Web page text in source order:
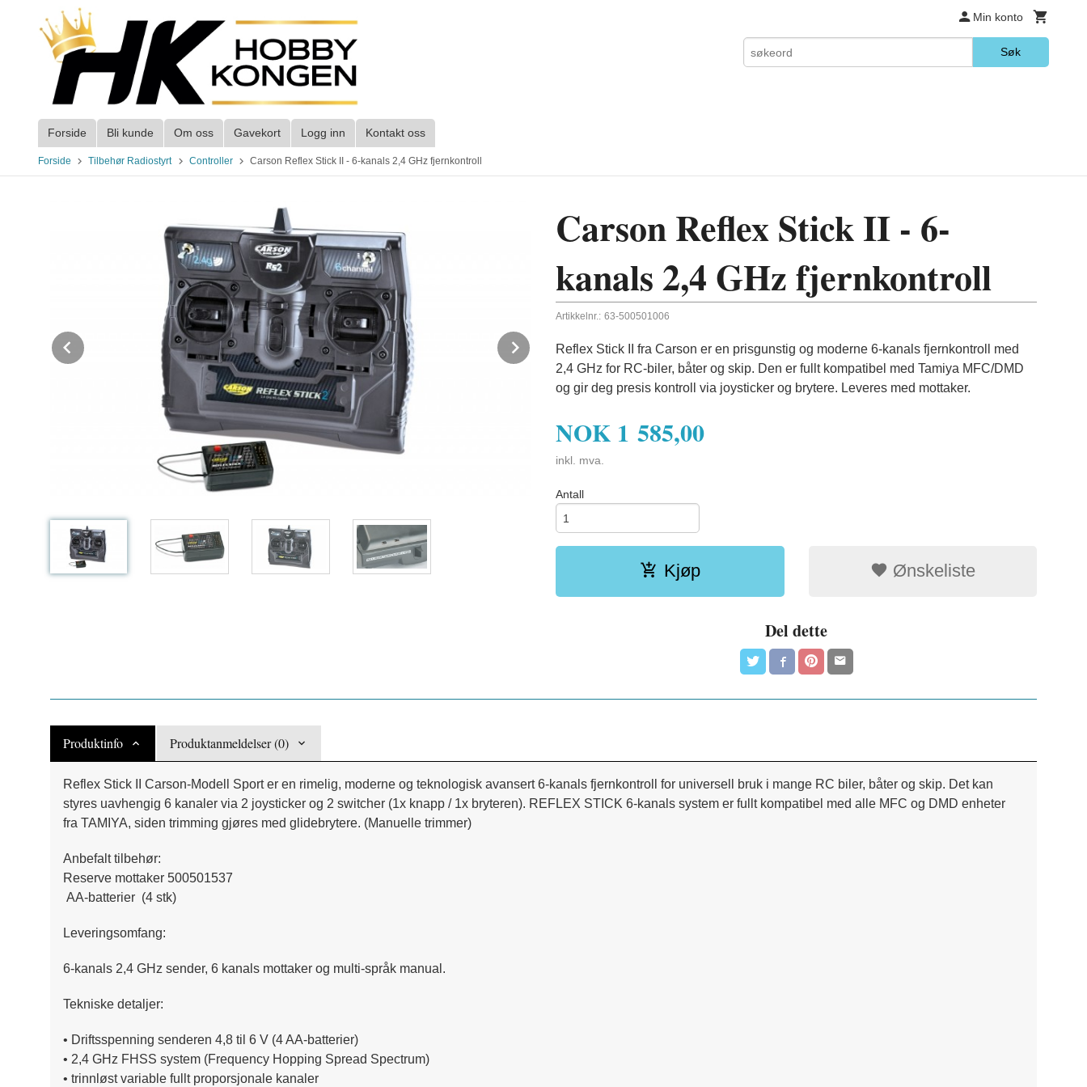
innholdet
Min konto
Søk
Forside Bli kunde Om oss Gavekort Logg inn Kontakt oss
Forside Tilbehør Radiostyrt Controller Carson Reflex Stick II - 6-kanals 2,4 GHz fjernkontroll
Next
Carson Reflex Stick II - 6-
kanals 2,4 GHz fjernkontroll
Artikkelnr.: 63-500501006
Reflex Stick II fra Carson er en prisgunstig og moderne 6-kanals fjernkontroll med
2,4 GHz for RC-biler, båter og skip. Den er fullt kompatibel med Tamiya MFC/DMD
og gir deg presis kontroll via joysticker og brytere. Leveres med mottaker.
NOK 1 585,00
inkl. mva.
Antall
Kjøp Ønskeliste
Del dette
Produktinfo Produktanmeldelser (0)
Reflex Stick II Carson-Modell Sport er en rimelig, moderne og teknologisk avansert 6-kanals fjernkontroll for universell bruk i mange RC biler, båter og skip. Det kan
styres uavhengig 6 kanaler via 2 joysticker og 2 switcher (1x knapp / 1x bryteren). REFLEX STICK 6-kanals system er fullt kompatibel med alle MFC og DMD enheter
fra TAMIYA, siden trimming gjøres med glidebrytere. (Manuelle trimmer)
Anbefalt tilbehør:
Reserve mottaker 500501537
AA-batterier (4 stk)
Leveringsomfang:
6-kanals 2,4 GHz sender, 6 kanals mottaker og multi-språk manual.
Tekniske detaljer:
• Driftsspenning senderen 4,8 til 6 V (4 AA-batterier)
• 2,4 GHz FHSS system (Frequency Hopping Spread Spectrum)
• trinnløstvariable fullt proporsjonale kanaler